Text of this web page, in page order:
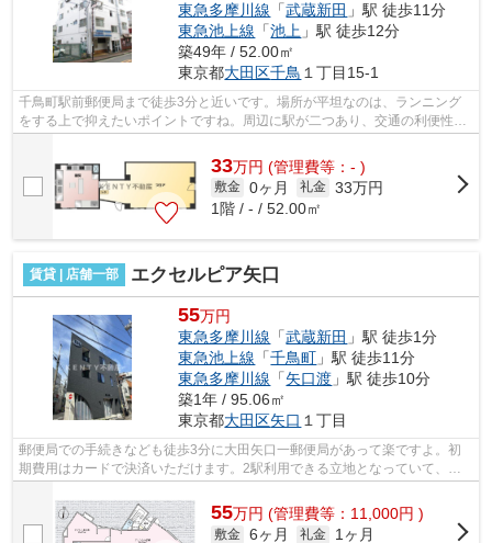
東急多摩川線 「武蔵新田 」駅 徒歩11分
東急池上線 「池上 」駅 徒歩12分
築49年 / 52.00㎡
東京都大田区千鳥 １丁目15-1
千鳥町駅前郵便局まで徒歩3分と近いです。場所が平坦なのは、ランニング
をする上で抑えたいポイントですね。周辺に駅が二つあり、交通の利便性が
33万円 (管理費等：- )
敷金 0ヶ月 礼金 33万円
1階 / - / 52.00㎡
賃貸 | 店舗一部 エクセルピア矢口
55万円
東急多摩川線 「武蔵新田 」駅 徒歩1分
東急池上線 「千鳥町 」駅 徒歩11分
東急多摩川線 「矢口渡 」駅 徒歩10分
築1年 / 95.06㎡
東京都大田区矢口 １丁目
郵便局での手続きなども徒歩3分に大田矢口一郵便局があって楽ですよ。初
期費用はカードで決済いただけます。2駅利用できる立地となっていて、ア
クセスが良いです。特徴的な外観と洗練...
55万円 (管理費等：11,000円 )
敷金 6ヶ月 礼金
1ヶ月